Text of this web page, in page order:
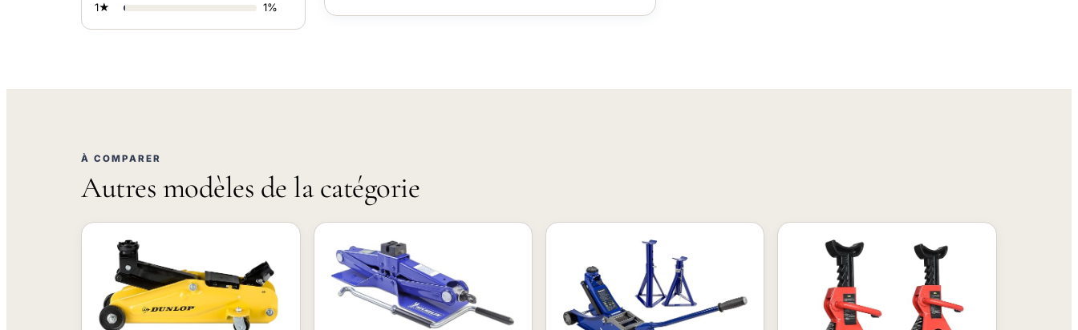
1★
1%
À COMPARER
Autres modèles de la catégorie